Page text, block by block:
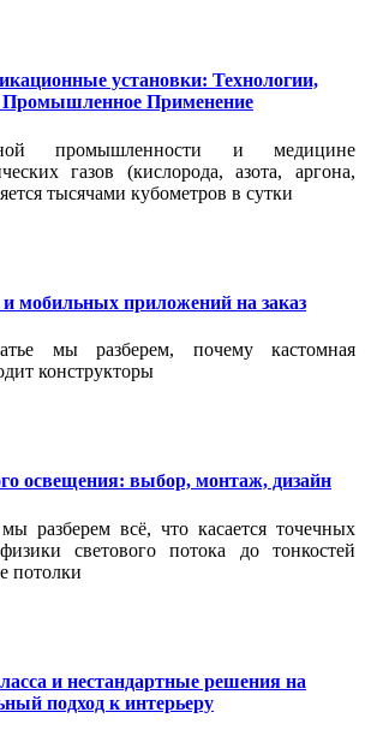
установки: Технологии,
Промышленное Применение
промышленности и медицине
газов (кислорода, азота, аргона,
тысячами кубометров в сутки
и мобильных приложений на заказ
мы разберем, почему кастомная
конструкторы
освещения: выбор, монтаж, дизайн
разберем всё, что касается точечных
светового потока до тонкостей
потолки
и нестандартные решения на
подход к интерьеру